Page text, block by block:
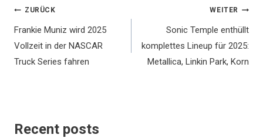
Beitragsnavigation
ZURÜCK
Frankie Muniz wird 2025
Vollzeit in der NASCAR
Truck Series fahren
WEITER
Sonic Temple enthüllt
komplettes Lineup für 2025:
Metallica, Linkin Park, Korn
Recent posts